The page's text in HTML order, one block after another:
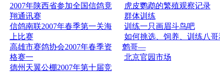
2007年陕西省参加全国信鸽竟
翔通讯赛
信鸽南联2007年春季第一关海
上比赛
高雄市赛鸽协会2007年春季资
格赛一
德州天翼公棚2007年第十届竞
虎皮鹦鹉的繁殖观察记录
群体训练
训练一只画眉斗鸟吧
如何挑选、饲养、训练八哥
鹩哥—
北京官园市场